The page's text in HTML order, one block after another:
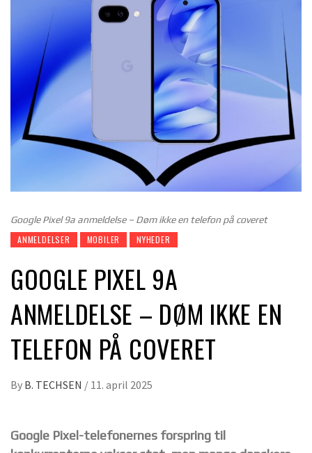
Google Pixel 9a anmeldelse – Døm ikke en telefon på coveret
ANMELDELSER MOBILER NYHEDER
GOOGLE PIXEL 9A
ANMELDELSE – DØM IKKE EN
TELEFON PÅ COVERET
By B. TECHSEN / 11. april 2025
Google Pixel-telefonernes forspring til